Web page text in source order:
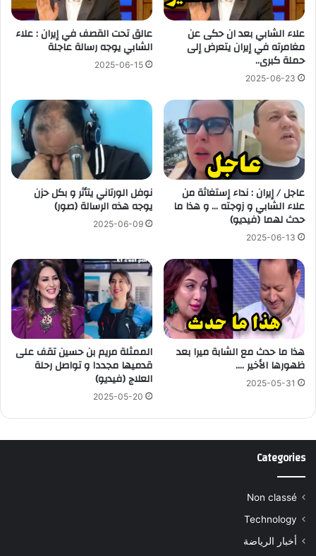
علاء الشابي بعد ان حكى عن
مغامرته في إيران يتعرض إلى
حملة كبرى..
2025-06-23
عالق تحت القصف في إيران : علاء
الشابي يوجه رسالة عاجلة
2025-06-15
عاجل / إيران : نداء إستغاثة من
علاء الشابي و زوجته … و هذا ما
حدث لهما (فيديو)
2025-06-13
نوفل الورتاني يتأثر و بكل حزن
يوجه هذه الرسالة (صور)
2025-06-09
هذا ما حدث مع الشابة ميرا بعد
ظهورها الأخير ….
2025-05-31
الممثلة مريم بن حسين تقف على
قدميها مجددا و تواصل رحلة
العلاج (فيديو)
2025-05-20
Categories
Non classé
Technology
أخبار الرياضة